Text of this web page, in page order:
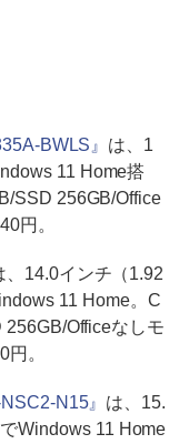
BWLS』 は、1
11 Home搭
SSD 256GB/Office
円。
、14.0インチ（1.92
11 Home。C
Officeなしモ
。
N15』 は、15.
Windows 11 Home